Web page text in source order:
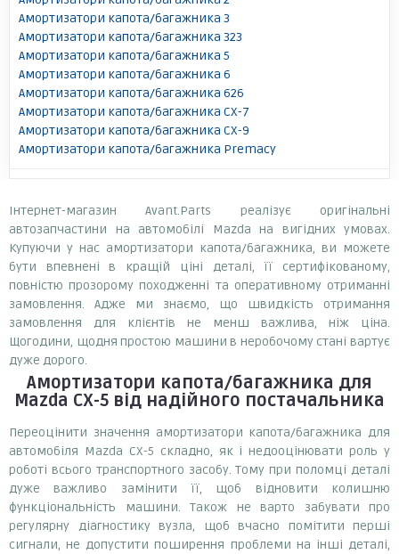
Амортизатори капота/багажника 3
Амортизатори капота/багажника 323
Амортизатори капота/багажника 5
Амортизатори капота/багажника 6
Амортизатори капота/багажника 626
Амортизатори капота/багажника CX-7
Амортизатори капота/багажника CX-9
Амортизатори капота/багажника Premacy
Інтернет-магазин Avant.Parts реалізує оригінальні
автозапчастини на автомобілі Mazda на вигідних умовах.
Купуючи у нас амортизатори капота/багажника, ви можете
бути впевнені в кращій ціні деталі, її сертифікованому,
повністю прозорому походженні та оперативному отриманні
замовлення. Адже ми знаємо, що швидкість отримання
замовлення для клієнтів не менш важлива, ніж ціна.
Щогодини, щодня простою машини в неробочому стані вартує
дуже дорого.
Амортизатори капота/багажника для
Mazda CX-5 від надійного постачальника
Переоцінити значення амортизатори капота/багажника для
автомобіля Mazda CX-5 складно, як і недооцінювати роль у
роботі всього транспортного засобу. Тому при поломці деталі
дуже важливо замінити її, щоб відновити колишню
функціональність машини. Також не варто забувати про
регулярну діагностику вузла, щоб вчасно помітити перші
сигнали, не допустити поширення проблеми на інші деталі,